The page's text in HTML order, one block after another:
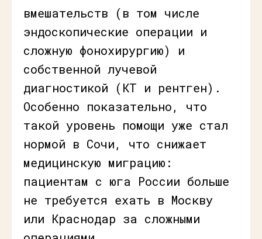
вмешательств (в том числе
эндоскопические операции и
сложную фонохирургию) и
собственной лучевой
диагностикой (КТ и рентген).
Особенно показательно, что
такой уровень помощи уже стал
нормой в Сочи, что снижает
медицинскую миграцию:
пациентам с юга России больше
не требуется ехать в Москву
или Краснодар за сложными